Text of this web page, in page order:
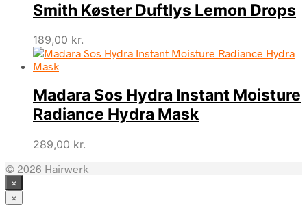
Smith Køster Duftlys Lemon Drops
189,00 kr.
Madara Sos Hydra Instant Moisture
Radiance Hydra Mask
289,00 kr.
© 2026 Hairwerk
×
×